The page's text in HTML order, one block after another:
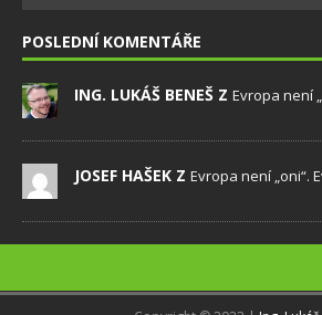
POSLEDNÍ KOMENTÁŘE
ING. LUKÁŠ BENEŠ Z Evropa není
JOSEF HAŠEK Z Evropa není „oni“.